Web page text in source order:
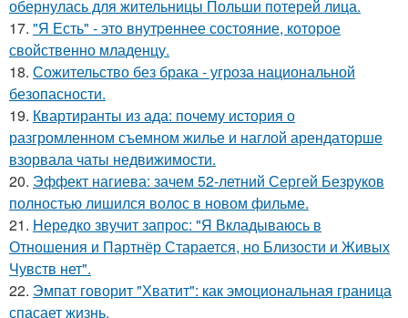
обернулась для жительницы Польши потерей лица.
17. "Я Есть" - этo внутpeннее состояние, которое
свойственно младенцу.
18. Сожительство без брака - угроза национальной
безопасности.
19. Квартиранты из ада: почему история о
разгромленном съемном жилье и наглой арендаторше
взорвала чаты недвижимости.
20. Эффект нагиева: зачем 52-летний Сергей Безруков
полностью лишился волос в новом фильме.
21. Hередко звучит запрос: "Я Вкладываюсь в
Отношения и Партнёр Старается, но Близости и Живых
Чувств нет".
22. Эмпат говорит "Хватит": как эмоциональная граница
спасает жизнь.